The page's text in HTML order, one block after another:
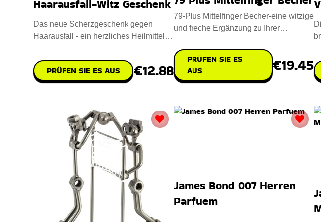
Haarausfall-Witz Geschenk
Das neue Scherzgeschenk gegen
Haarausfall - ein herzliches Heilmittel
PRÜFEN SIE ES AUS €12.88
79-Plus Mittelfinger Becher-eine witzige
und freche Ergänzung zu Ihrer
PRÜFEN SIE ES
AUS
€19.45
James Bond 007 Herren
Parfuem